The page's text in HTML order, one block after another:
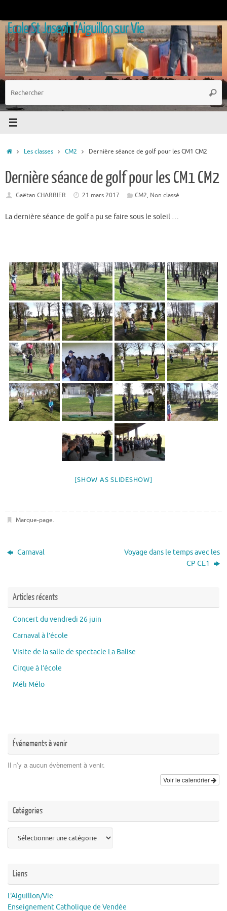
contenu
Ecole St Joseph l'Aiguillon sur Vie
:
AccueilLes classes CM2 Dernière séance de golf pour les CM1 CM2
Dernière séance de golf pour les CM1 CM2
Gaëtan CHARRIER 21 mars 2017 CM2, Non classé
La dernière séance de golf a pu se faire sous le soleil …
[SHOW AS SLIDESHOW]
Marque-page.
Carnaval
Voyage dans le temps avec les
CP CE1
Articles récents
Concert du vendredi 26 juin
Carnaval à l’école
Visite de la salle de spectacle La Balise
Cirque à l’école
Méli Mélo
Événements à venir
Il n’y a aucun évènement à venir.
Voir le calendrier
Catégories
Liens
L'Aiguillon/Vie
Enseignement Catholique de Vendée